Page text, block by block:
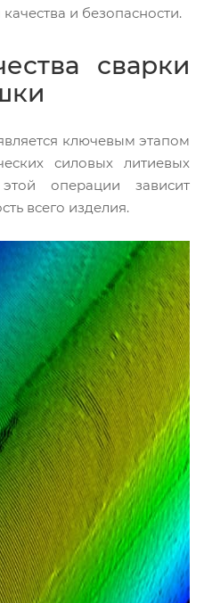
и безопасности.
сварки
ключевым этапом
силовых литиевых
операции зависит
всего изделия.